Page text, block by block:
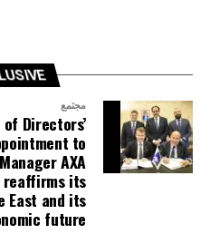
مجتمع
Directors’
to
AXA
reaffirms its
East and its
future.